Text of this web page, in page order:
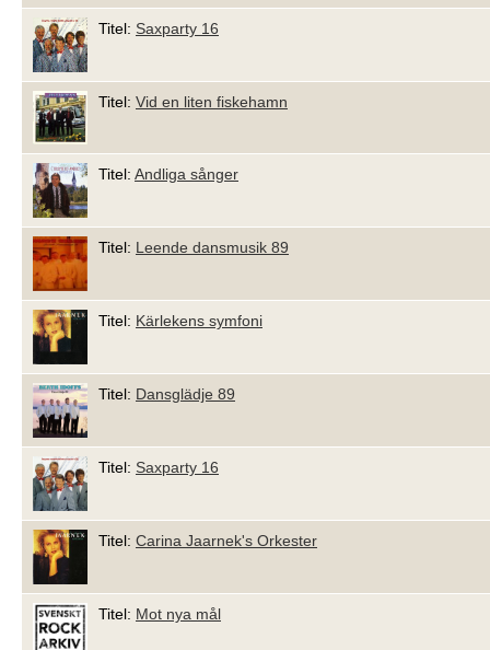
Titel: Saxparty 16
Titel: Vid en liten fiskehamn
Titel: Andliga sånger
Titel: Leende dansmusik 89
Titel: Kärlekens symfoni
Titel: Dansglädje 89
Titel: Saxparty 16
Titel: Carina Jaarnek's Orkester
Titel: Mot nya mål